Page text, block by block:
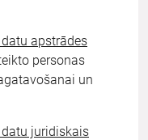
apstrādes
personas
un
juridiskais